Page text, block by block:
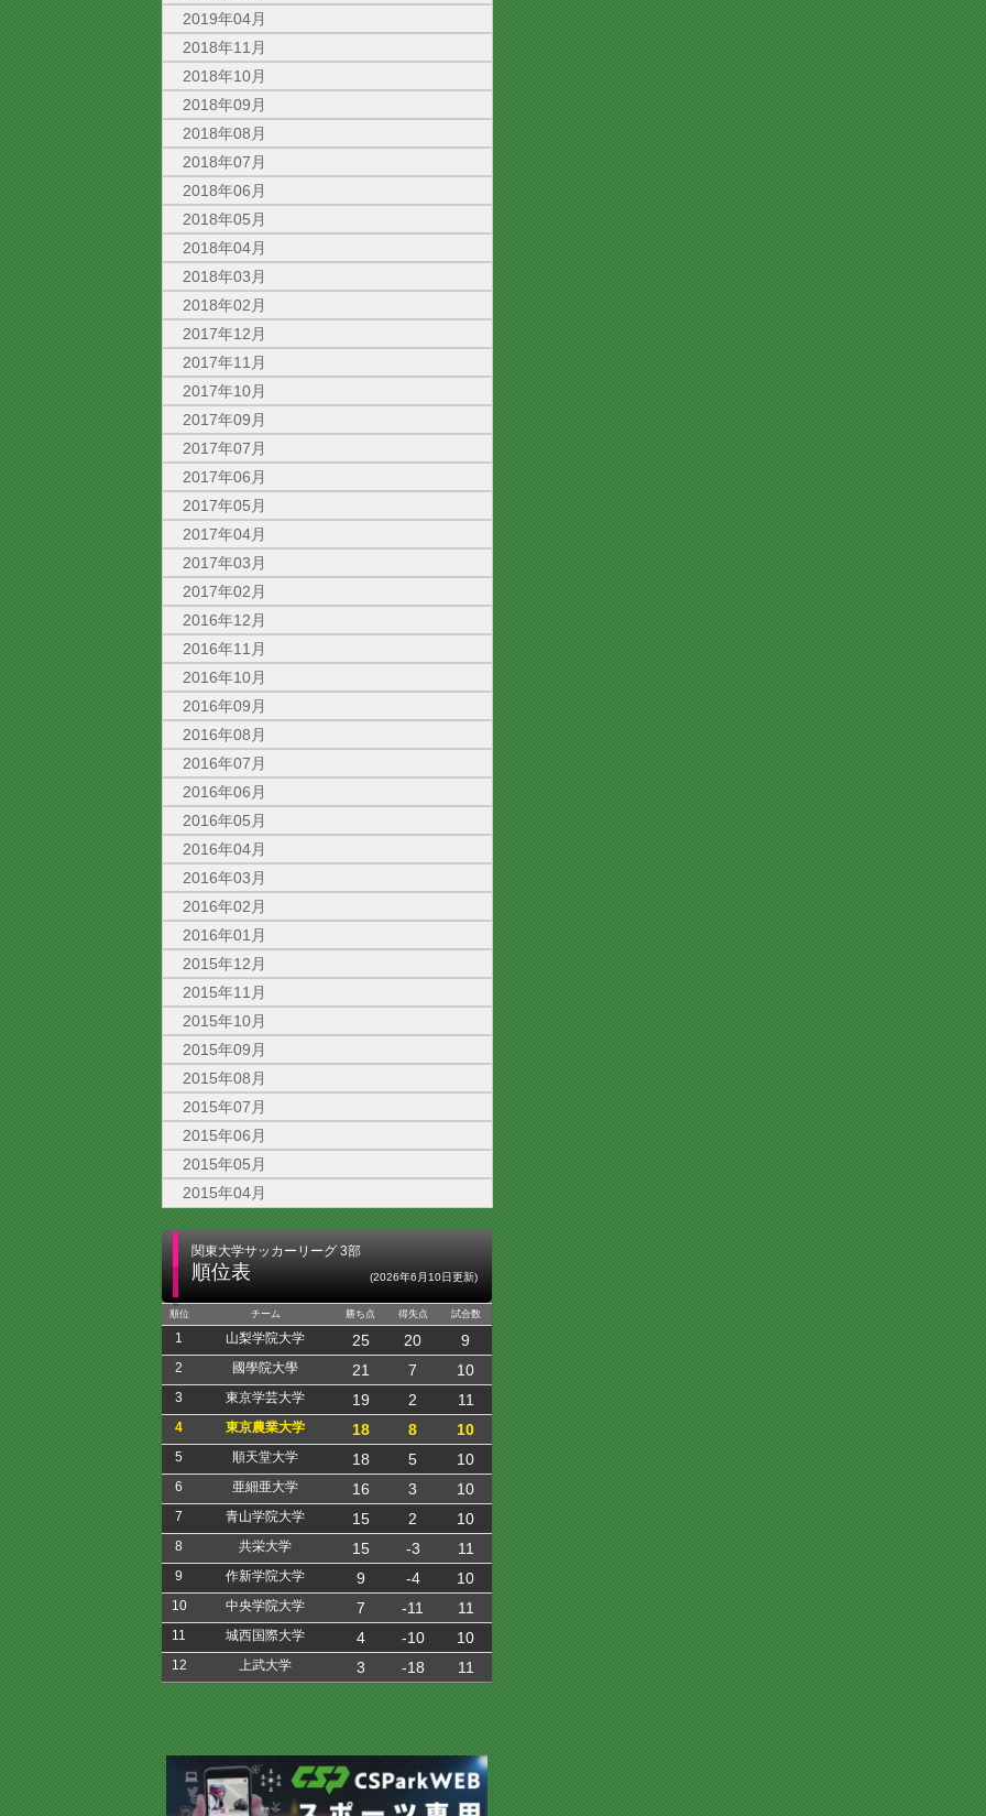
2019年04月
2018年11月
2018年10月
2018年09月
2018年08月
2018年07月
2018年06月
2018年05月
2018年04月
2018年03月
2018年02月
2017年12月
2017年11月
2017年10月
2017年09月
2017年07月
2017年06月
2017年05月
2017年04月
2017年03月
2017年02月
2016年12月
2016年11月
2016年10月
2016年09月
2016年08月
2016年07月
2016年06月
2016年05月
2016年04月
2016年03月
2016年02月
2016年01月
2015年12月
2015年11月
2015年10月
2015年09月
2015年08月
2015年07月
2015年06月
2015年05月
2015年04月
関東大学サッカーリーグ 3部
順位表 (2026年6月10日更新)
順位 チーム 勝ち点 得失点 試合数
1 山梨学院大学 25 20 9
2 國學院大學 21 7 10
3 東京学芸大学 19 2 11
4 東京農業大学 18 8 10
5 順天堂大学 18 5 10
6 亜細亜大学 16 3 10
7 青山学院大学 15 2 10
8 共栄大学 15 -3 11
9 作新学院大学 9 -4 10
10 中央学院大学 7 -11 11
11 城西国際大学 4 -10 10
12 上武大学 3 -18 11